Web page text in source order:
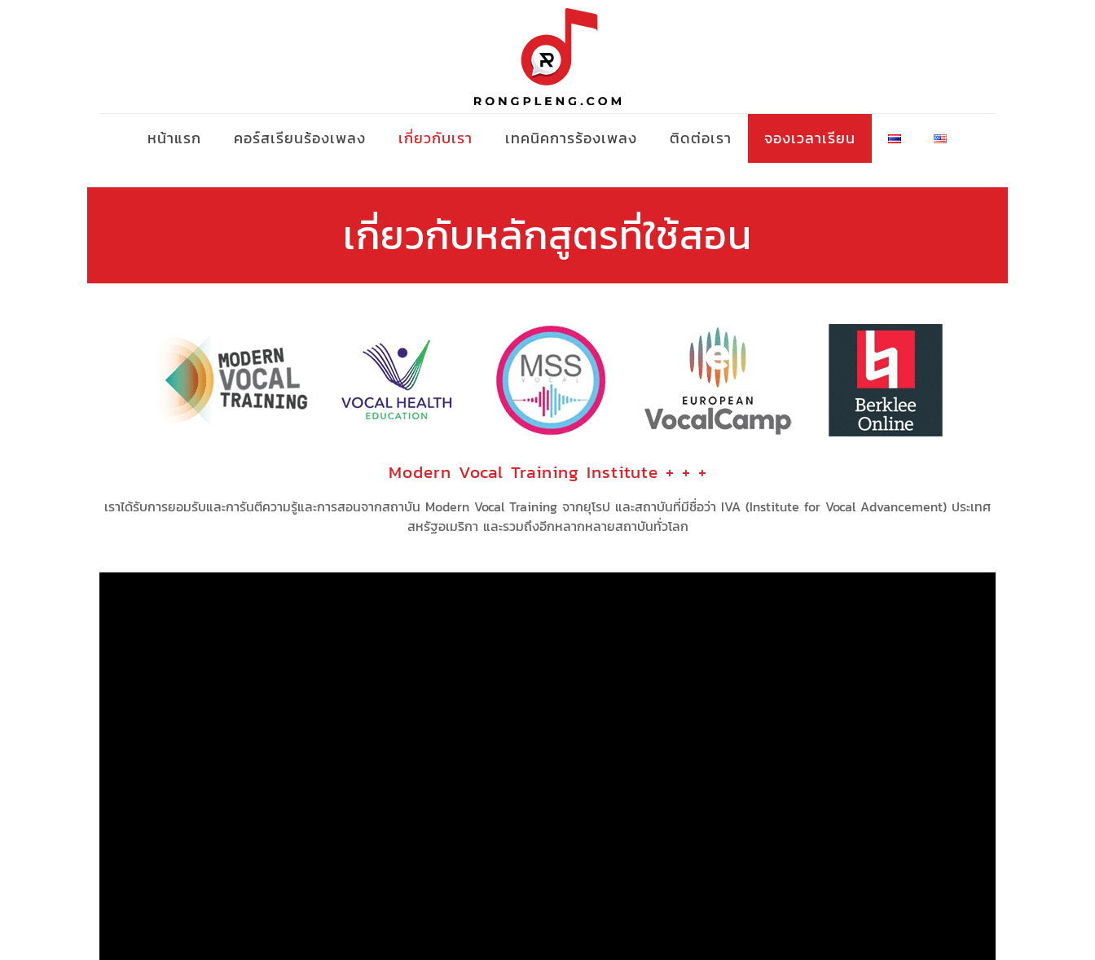
หน้าแรก คอร์สเรียนร้องเพลง เกี่ยวกับเรา เทคนิคการร้องเพลง ติดต่อเรา จองเวลาเรียน
เกี่ยวกับหลักสูตรที่ใช้สอน
Modern Vocal Training Institute + + +
เราได้รับการยอมรับและการันตีความรู้และการสอนจากสถาบัน Modern Vocal Training จากยุโรป และสถาบันที่มีชื่อว่า IVA (Institute for Vocal Advancement) ประเทศ
สหรัฐอเมริกา และรวมถึงอีกหลากหลายสถาบันทั่วโลก